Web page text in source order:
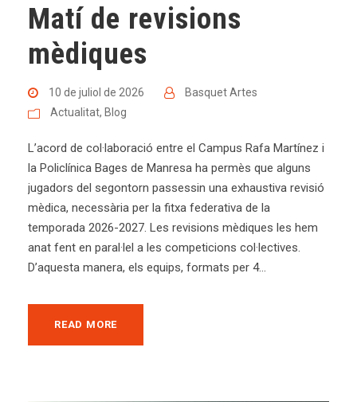
Matí de revisions
mèdiques
10 de juliol de 2026
Basquet Artes
Actualitat, Blog
L’acord de col·laboració entre el Campus Rafa Martínez i
la Policlínica Bages de Manresa ha permès que alguns
jugadors del segontorn passessin una exhaustiva revisió
mèdica, necessària per la fitxa federativa de la
temporada 2026-2027. Les revisions mèdiques les hem
anat fent en paral·lel a les competicions col·lectives.
D’aquesta manera, els equips, formats per 4...
READ MORE